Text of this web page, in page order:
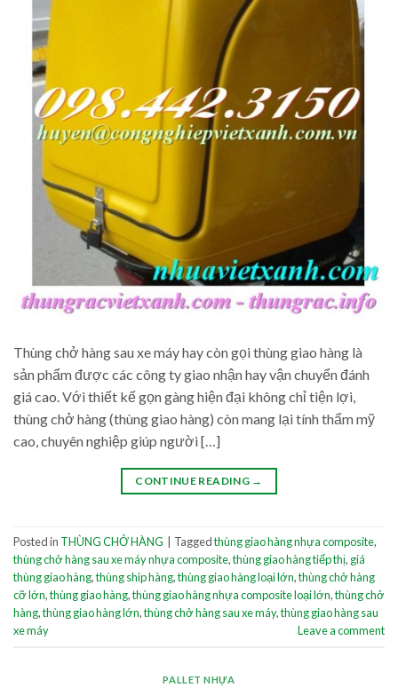
Thùng chở hàng sau xe máy hay còn gọi thùng giao hàng là
sản phẩm được các công ty giao nhận hay vận chuyển đánh
giá cao. Với thiết kế gọn gàng hiện đại không chỉ tiện lợi,
thùng chở hàng (thùng giao hàng) còn mang lại tính thẩm mỹ
cao, chuyên nghiệp giúp người […]
CONTINUE READING →
Posted in THÙNG CHỞ HÀNG Taggedthùng giao hàng nhựa composite,
thùng chở hàng sau xe máy nhựa composite,thùng giao hàng tiếp thị, giá
thùng giao hàng,thùng ship hàng,thùng giao hàng loại lớn,thùng chở hàng
cỡ lớn,thùng giao hàng,thùng giao hàng nhựa composite loại lớn,thùng chở
hàng,thùng giao hàng lớn,thùng chở hàng sau xe máy,thùng giao hàng sau
xe máy
Leave a comment
PALLET NHỰA